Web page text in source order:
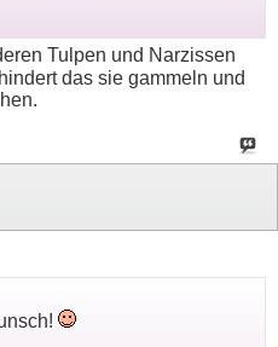
Tulpen und Narzissen
das sie gammeln und